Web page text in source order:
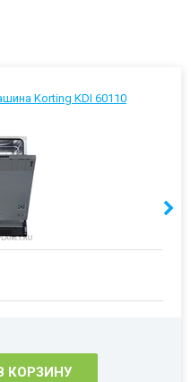
Korting KDI 60110
КОРЗИНУ